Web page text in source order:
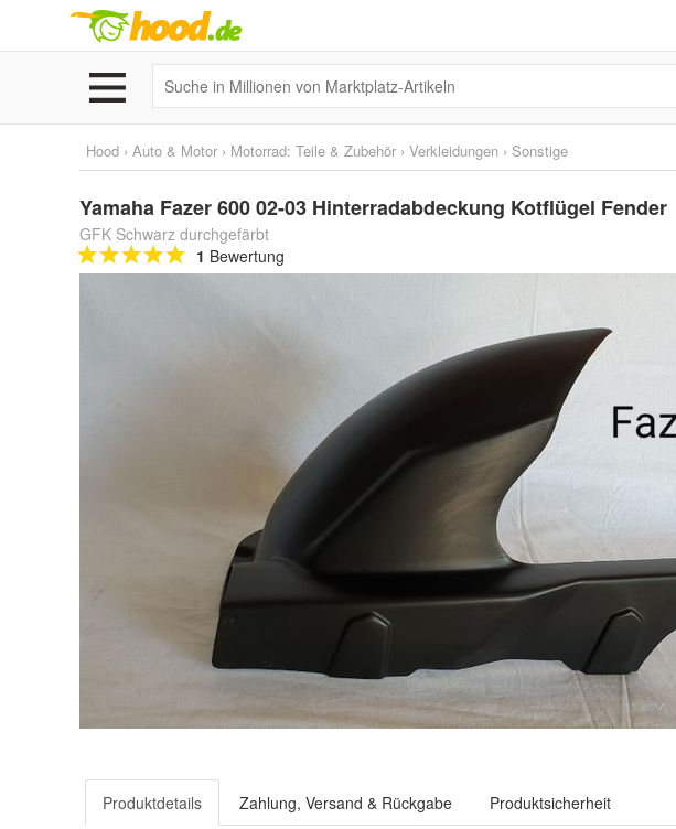
Hood › Auto & Motor › Motorrad: Teile & Zubehör › Verkleidungen › Sonstige
Yamaha Fazer 600 02-03 Hinterradabdeckung Kotflügel Fender
GFK Schwarz durchgefärbt
1 Bewertung
Produktdetails Zahlung, Versand & Rückgabe Produktsicherheit